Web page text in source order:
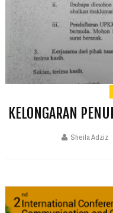
KELONGARAN
Sheila Adziz